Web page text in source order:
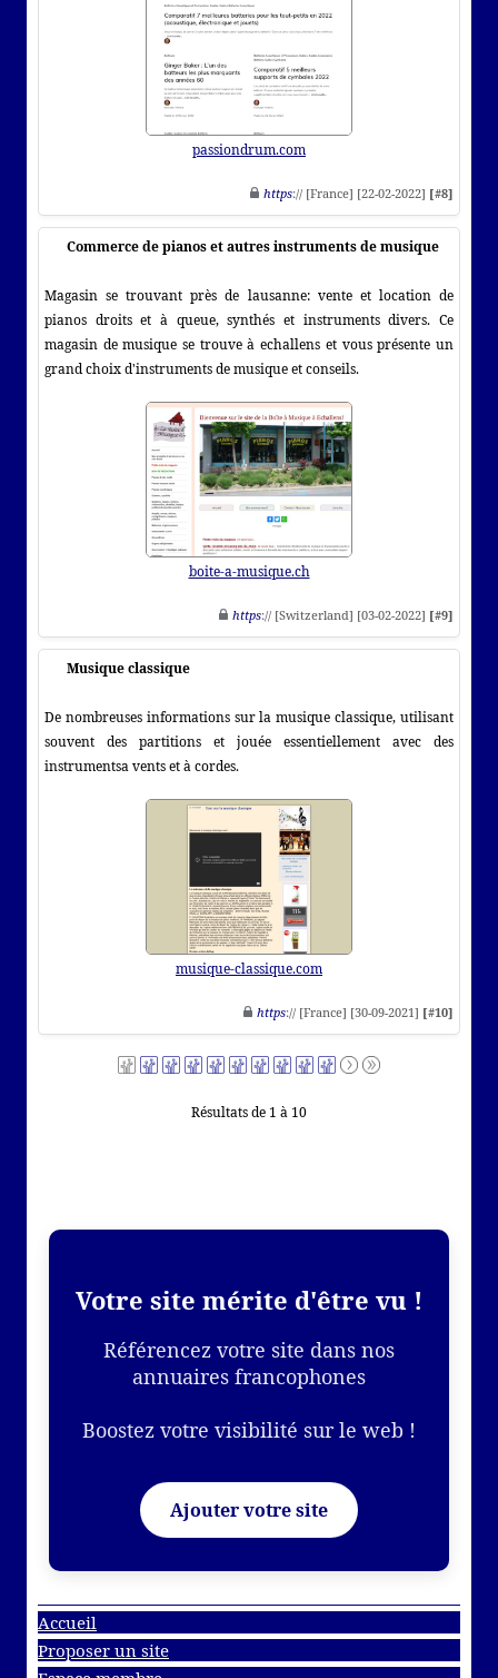
passiondrum.com
https:// [France] [22-02-2022] [#8]
Commerce de pianos et autres instruments de musique
Magasin se trouvant près de lausanne: vente et location de
pianos droits et à queue, synthés et instruments divers. Ce
magasin de musique se trouve à echallens et vous présente un
grand choix d'instruments de musique et conseils.
boite-a-musique.ch
https:// [Switzerland] [03-02-2022] [#9]
Musique classique
De nombreuses informations sur la musique classique, utilisant
souvent des partitions et jouée essentiellement avec des
instrumentsa vents et à cordes.
musique-classique.com
https:// [France] [30-09-2021] [#10]
Résultats de 1 à 10
Votre site mérite d'être vu !
Référencez votre site dans nos
annuaires francophones
Boostez votre visibilité sur le web !
Ajouter votre site
Accueil
Proposer un site